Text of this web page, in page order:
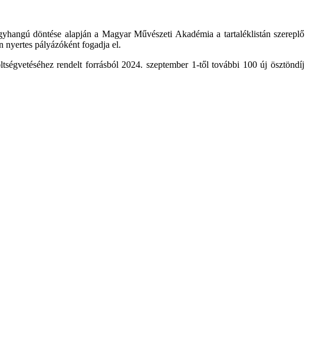
döntése alapján a Magyar Művészeti Akadémia a tartaléklistán szereplő
nyertes pályázóként fogadja el.
rendelt forrásból 2024. szeptember 1-től további 100 új ösztöndíj